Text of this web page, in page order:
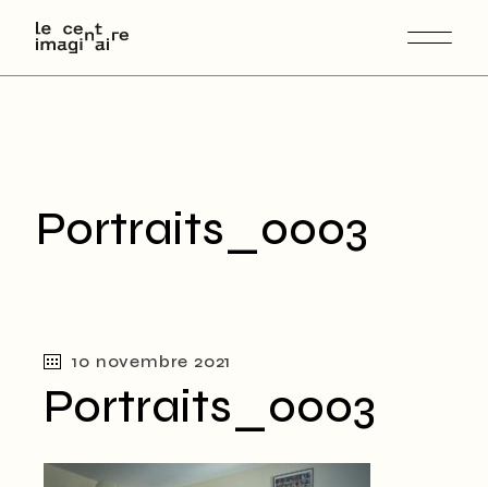
Portraits_0003
10 novembre 2021
Portraits_0003